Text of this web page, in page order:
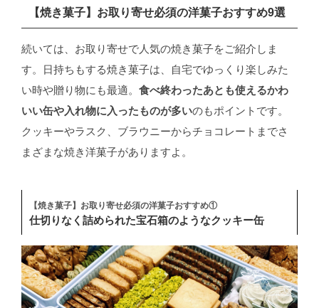
【焼き菓子】お取り寄せ必須の洋菓子おすすめ9選
続いては、お取り寄せで人気の焼き菓子をご紹介しま
す。日持ちもする焼き菓子は、自宅でゆっくり楽しみた
い時や贈り物にも最適。 食べ終わったあとも使えるかわ
いい缶や入れ物に入ったものが多いのもポイントです。
クッキーやラスク、ブラウニーからチョコレートまでさ
まざまな焼き洋菓子がありますよ。
【焼き菓子】お取り寄せ必須の洋菓子おすすめ①
仕切りなく詰められた宝石箱のようなクッキー缶